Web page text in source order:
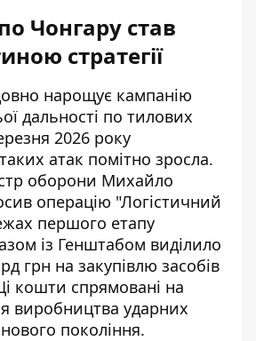
Чонгару став
стратегії
нарощує кампанію
дальності по тилових
2026 року
атак помітно зросла.
оборони Михайло
операцію "Логістичний
першого етапу
із Генштабом виділило
грн на закупівлю засобів
кошти спрямовані на
виробництва ударних
покоління.